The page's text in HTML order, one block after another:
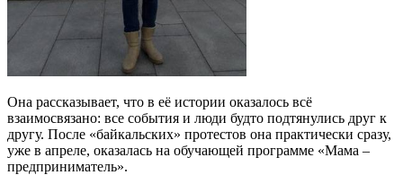
Она рассказывает, что в её истории оказалось всё
взаимосвязано: все события и люди будто подтянулись друг к
другу. После «байкальских» протестов она практически сразу,
уже в апреле, оказалась на обучающей программе «Мама –
предприниматель».